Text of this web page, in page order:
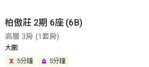
柏傲莊 2期 6座 (6B)
高層 3房 (1套房)
大圍
5分鐘
5分鐘